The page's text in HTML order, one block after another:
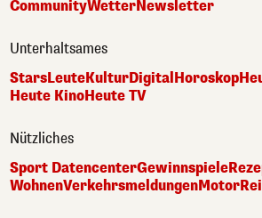
CommunityWetterNewsletter
Unterhaltsames
StarsLeuteKulturDigitalHoroskop
Heute KinoHeute TV
Nützliches
Sport DatencenterGewinnspiele
WohnenVerkehrsmeldungenMotor